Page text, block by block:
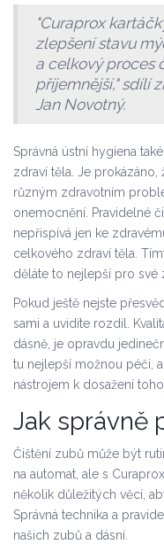
"Curaprox
zlepšení stavu
a celkový proces
příjemnější," sdílí
Jan Novotný.
Správná ústní hygiena
zdraví těla. Je
různým zdravotním
onemocnění. Pravidelné
nepřispívá jen ke
celkového zdraví těla.
děláte to nejlepší pro své
Pokud ještě nejste
sami a uvidíte rozdíl.
dásně, je opravdu
tu nejlepší možnou péči,
nástrojem k dosažení
Jak správně
Čištění zubů může být
na automat, ale s
několik důležitých věcí,
Správná technika a
našich zubů a dásní.